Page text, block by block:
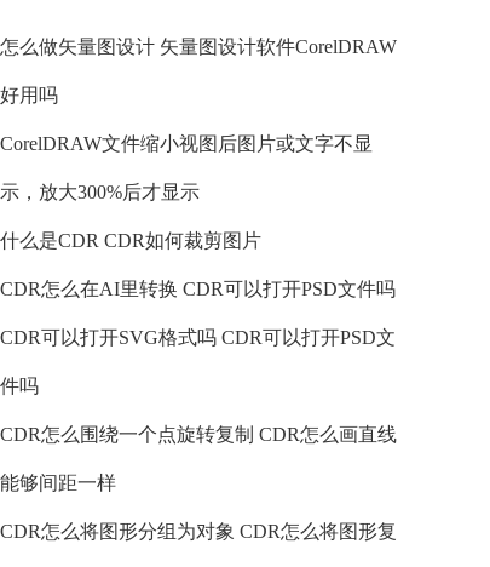
怎么做矢量图设计 矢量图设计软件CorelDRAW
好用吗
CorelDRAW文件缩小视图后图片或文字不显
示，放大300%后才显示
什么是CDR CDR如何裁剪图片
CDR怎么在AI里转换 CDR可以打开PSD文件吗
CDR可以打开SVG格式吗 CDR可以打开PSD文
件吗
CDR怎么围绕一个点旋转复制 CDR怎么画直线
能够间距一样
CDR怎么将图形分组为对象 CDR怎么将图形复